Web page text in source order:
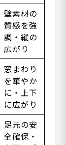
壁素材の
質感を強
調・縦の
広がり
窓まわり
を華やか
に・上下
に広がり
足元の安
全確保・